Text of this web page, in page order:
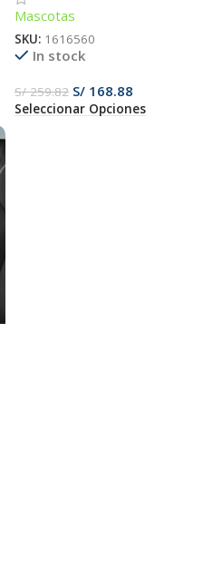
para perros y gatos
pequeños
Mascotas
SKU: 1616560
In stock
S/259.82 S/ 168.88
Seleccionar Opciones